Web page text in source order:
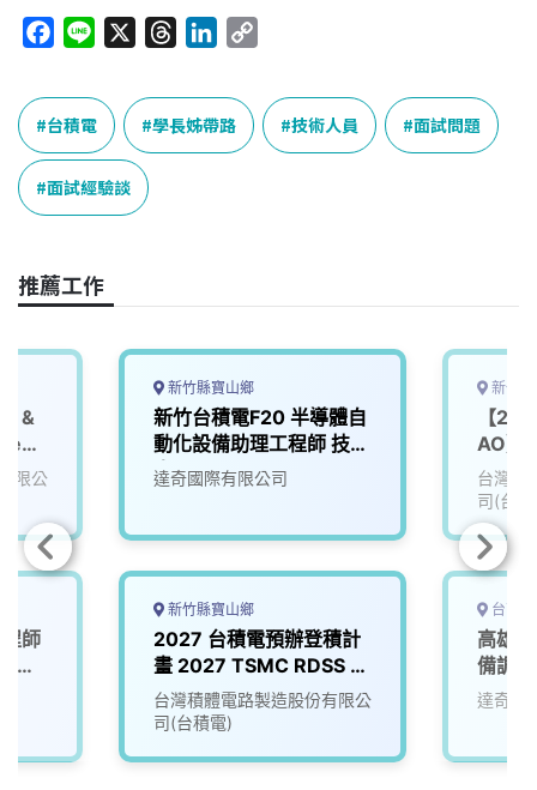
c
e
b
o
o
n
e
r
e
a
n
k
e
y
台積電 學長姊帶路 技術人員 面試問題
面試經驗談
推薦工作
&
限公
師
台
新竹縣寶山鄉
新竹台積電F20 半導體自
動化設備助理工程師 技術
人員
達奇國際有限公司
新竹縣寶山鄉
2027 台積電預辦登積計
畫 2027 TSMC RDSS &
AO Program
台灣積體電路製造股份有限公
司(台積電)
新竹
【
AO】
台灣積
司(台
台南
高雄
備調
達奇國